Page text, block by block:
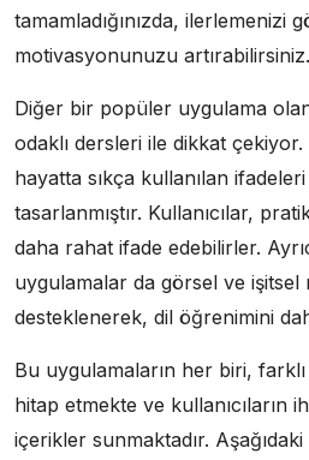
tamamladığınızda, ilerlemenizi
motivasyonunuzu artırabilirsiniz.
Diğer bir popüler uygulama
odaklı dersleri ile dikkat
hayatta sıkça kullanılan
tasarlanmıştır. Kullanıcılar,
daha rahat ifade edebilirler.
uygulamalar da görsel ve işitsel
desteklenerek, dil öğrenimini
Bu uygulamaların her biri,
hitap etmekte ve kullanıcıların
içerikler sunmaktadır.